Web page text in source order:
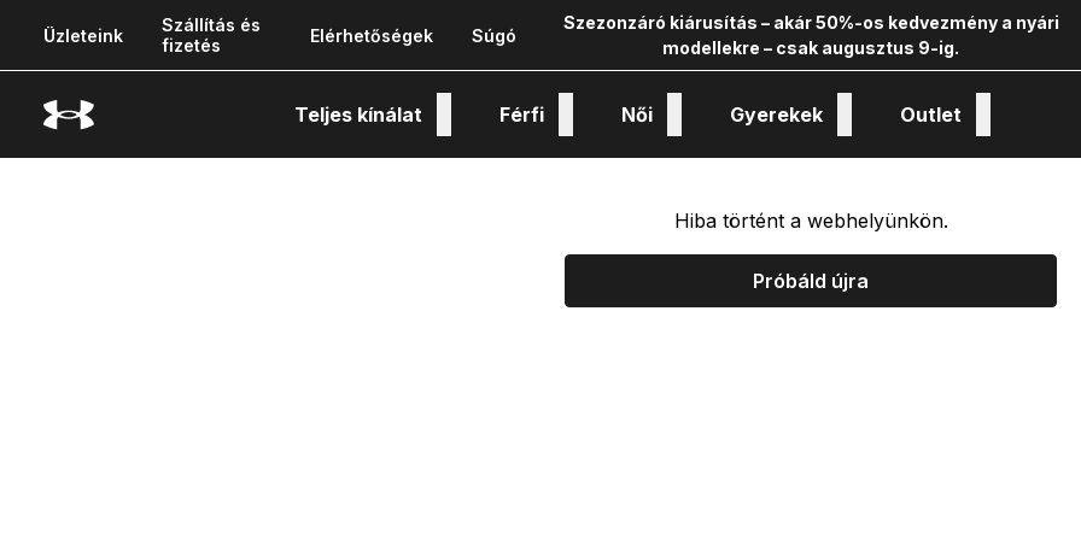
Üzleteink
Szállítás és
fizetés
Elérhetőségek Súgó
Szezonzáró kiárusítás – akár 50%-os kedvezmény a nyári
modellekre – csak augusztus 9-ig.
Teljes kínálat Férfi Női Gyerekek Outlet
Hiba történt a webhelyünkön.
Próbáld újra